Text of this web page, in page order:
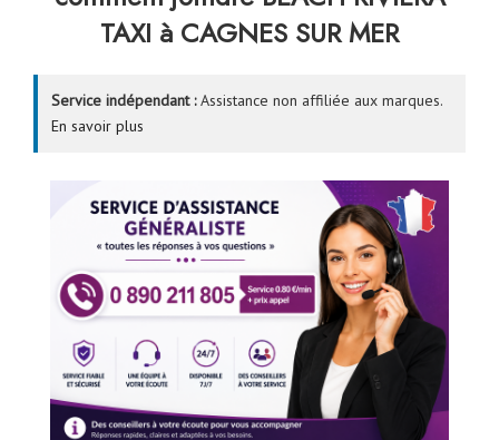
TAXI à CAGNES SUR MER
Service indépendant :Assistance non affiliée aux marques.
En savoir plus